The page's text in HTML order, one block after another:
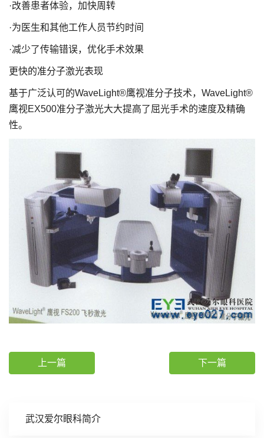
武汉爱尔眼科简介
·改善患者体验，加快周转
·为医生和其他工作人员节约时间
·减少了传输错误，优化手术效果
更快的准分子激光表现
基于广泛认可的WaveLight®鹰视准分子技术，WaveLight®
鹰视EX500准分子激光大大提高了屈光手术的速度及精确
性。
上一篇 下一篇